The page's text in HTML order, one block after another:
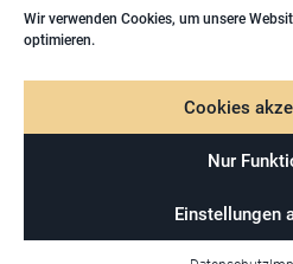
Wir verwenden Cookies, um unsere
optimieren.
Cookies
Nur
Einstellungen
Rechtliches
JELLYFISH.MEDIA – ONLINE